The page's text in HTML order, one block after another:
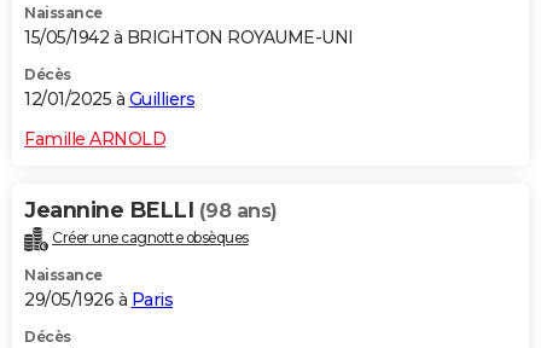
Naissance
15/05/1942 à BRIGHTON ROYAUME-UNI
Décès
12/01/2025 à Guilliers
Famille ARNOLD
Jeannine BELLI (98 ans)
Créer une cagnotte obsèques
Naissance
29/05/1926 à Paris
Décès